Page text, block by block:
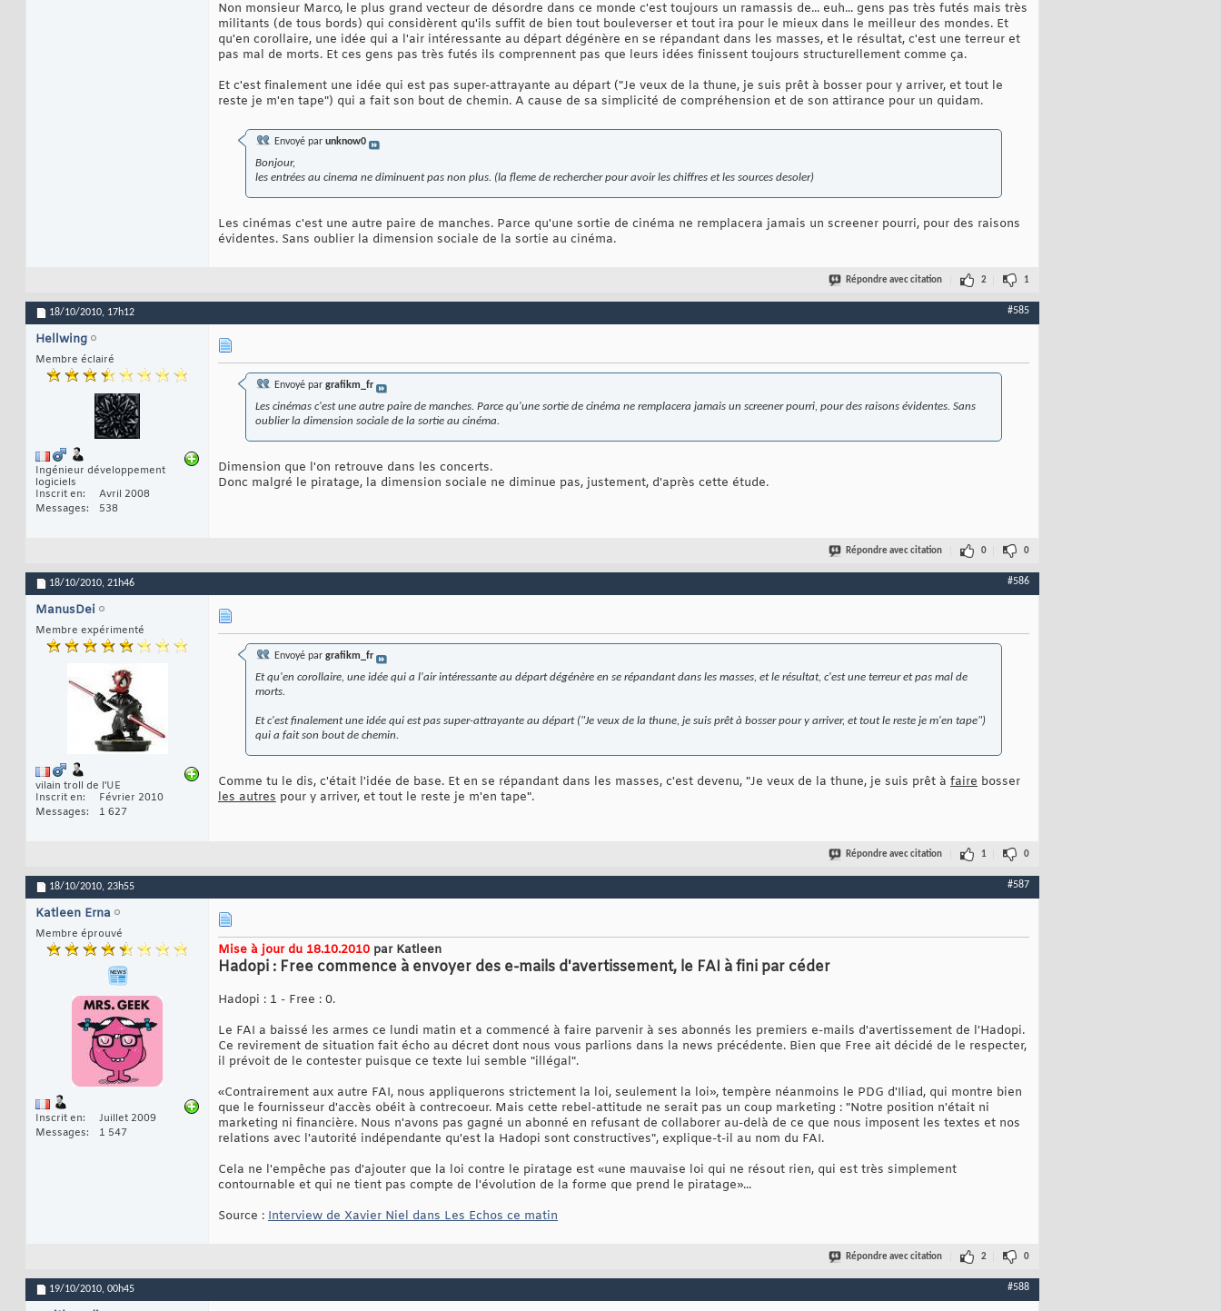
Non monsieur Marco, le plus grand vecteur de désordre dans ce monde c'est toujours un ramassis de... euh... gens pas très futés mais très
militants (de tous bords) qui considèrent qu'ils suffit de bien tout bouleverser et tout ira pour le mieux dans le meilleur des mondes. Et
qu'en corollaire, une idée qui a l'air intéressante au départ dégénère en se répandant dans les masses, et le résultat, c'est une terreur et
pas mal de morts. Et ces gens pas très futés ils comprennent pas que leurs idées finissent toujours structurellement comme ça.
Et c'est finalement une idée qui est pas super-attrayante au départ ("Je veux de la thune, je suis prêt à bosser pour y arriver, et tout le
reste je m'en tape") qui a fait son bout de chemin. A cause de sa simplicité de compréhension et de son attirance pour un quidam.
Envoyé par unknow0
Bonjour,
les entrées au cinema ne diminuent pas non plus. (la fleme de rechercher pour avoir les chiffres et les sources desoler)
Les cinémas c'est une autre paire de manches. Parce qu'une sortie de cinéma ne remplacera jamais un screener pourri, pour des raisons
évidentes. Sans oublier la dimension sociale de la sortie au cinéma.
Répondre avec citation 2 1
18/10/2010, 17h12 #585
Hellwing
Membre éclairé
Ingénieur développement
logiciels
Inscrit en
Avril 2008
Messages
538
Envoyé par grafikm_fr
Les cinémas c'est une autre paire de manches. Parce qu'une sortie de cinéma ne remplacera jamais un screener pourri, pour des raisons évidentes. Sans
oublier la dimension sociale de la sortie au cinéma.
Dimension que l'on retrouve dans les concerts.
Donc malgré le piratage, la dimension sociale ne diminue pas, justement, d'après cette étude.
Répondre avec citation 0 0
18/10/2010, 21h46 #586
ManusDei
Membre expérimenté
vilain troll de l'UE
Inscrit en
Février 2010
Messages
1 627
Envoyé par grafikm_fr
Et qu'en corollaire, une idée qui a l'air intéressante au départ dégénère en se répandant dans les masses, et le résultat, c'est une terreur et pas mal de
morts.
Et c'est finalement une idée qui est pas super-attrayante au départ ("Je veux de la thune, je suis prêt à bosser pour y arriver, et tout le reste je m'en tape")
qui a fait son bout de chemin.
Comme tu le dis, c'était l'idée de base. Et en se répandant dans les masses, c'est devenu, "Je veux de la thune, je suis prêt à faire bosser
les autres pour y arriver, et tout le reste je m'en tape".
Répondre avec citation 1 0
18/10/2010, 23h55 #587
Katleen Erna
Membre éprouvé
Inscrit en
Juillet 2009
Messages
1 547
Mise à jour du 18.10.2010 par Katleen
Hadopi : Free commence à envoyer des e-mails d'avertissement, le FAI à fini par céder
Hadopi : 1 - Free : 0.
Le FAI a baissé les armes ce lundi matin et a commencé à faire parvenir à ses abonnés les premiers e-mails d'avertissement de l'Hadopi.
Ce revirement de situation fait écho au décret dont nous vous parlions dans la news précédente. Bien que Free ait décidé de le respecter,
il prévoit de le contester puisque ce texte lui semble "illégal".
«Contrairement aux autre FAI, nous appliquerons strictement la loi, seulement la loi», tempère néanmoins le PDG d'Iliad, qui montre bien
que le fournisseur d'accès obéit à contrecoeur. Mais cette rebel-attitude ne serait pas un coup marketing : "Notre position n'était ni
marketing ni financière. Nous n'avons pas gagné un abonné en refusant de collaborer au-delà de ce que nous imposent les textes et nos
relations avec l'autorité indépendante qu'est la Hadopi sont constructives", explique-t-il au nom du FAI.
Cela ne l'empêche pas d'ajouter que la loi contre le piratage est «une mauvaise loi qui ne résout rien, qui est très simplement
contournable et qui ne tient pas compte de l'évolution de la forme que prend le piratage»...
Source : Interview de Xavier Niel dans Les Echos ce matin
Répondre avec citation 2 0
19/10/2010, 00h45 #588